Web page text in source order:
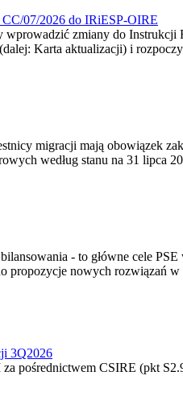
07/2026 do IRiESP-OIRE
zmiany do
Karta aktualizacji) i
migracji mają obowiązek
według stanu na 31 lipca
- to główne cele
nowych rozwiązań
3Q2026
pośrednictwem CSIRE (pkt